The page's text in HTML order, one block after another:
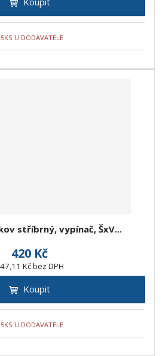
U DODAVATELE
stříbrný, vypínač, ŠxV...
420 Kč
Kč bez DPH
Koupit
U DODAVATELE